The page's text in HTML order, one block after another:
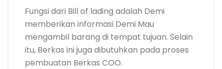
Fungsi dari Bill of lading adalah Demi
memberikan informasi Demi Mau
mengambil barang di tempat tujuan. Selain
itu, Berkas ini juga dibutuhkan pada proses
pembuatan Berkas COO.